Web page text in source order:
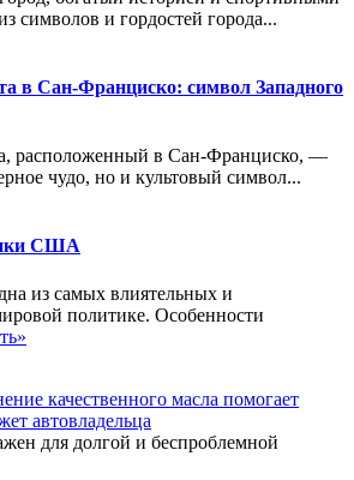
символов и гордостей города...
в Сан-Франциско: символ Западного
расположенный в Сан-Франциско, —
чудо, но и культовый символ...
США
из самых влиятельных и
политике. Особенности
качественного масла помогает
автовладельца
для долгой и беспроблемной